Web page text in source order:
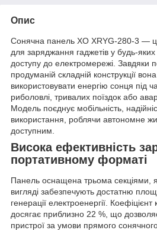
Опис
Сонячна панель XO XRYG-280-3 —
для заряджання гаджетів у будь-
доступу до електромережі. Завдяки
продуманій складній конструкції
використовувати енергію сонця під
риболовлі, тривалих поїздок або
Модель поєднує мобільність,
використання, роблячи автономне
доступним.
Висока ефективність
портативному форматі
Панель оснащена трьома секціями,
вигляді забезпечують достатню
генерації електроенергії. Коефіцієнт
досягає приблизно 22 %, що
пристрої за умови прямого